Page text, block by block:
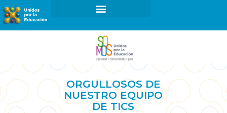
ORGULLOSOS DE
NUESTRO EQUIPO
DE TICS